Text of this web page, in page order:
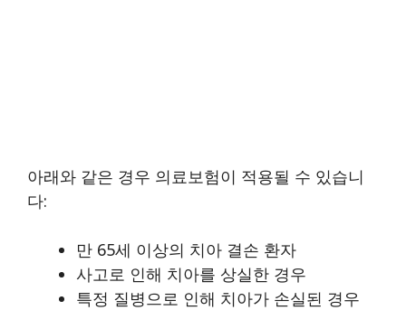
아래와 같은 경우 의료보험이 적용될 수 있습니
다:
만 65세 이상의 치아 결손 환자
사고로 인해 치아를 상실한 경우
특정 질병으로 인해 치아가 손실된 경우